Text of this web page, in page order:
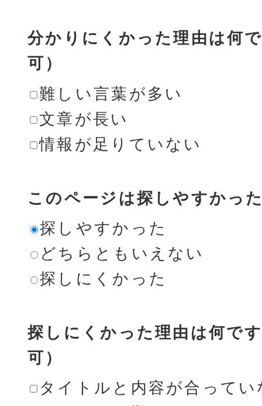
分かりにくかった理由は何
可）
難しい言葉が多い
文章が長い
情報が足りていない
このページは探しやすかっ
探しやすかった
どちらともいえない
探しにくかった
探しにくかった理由は何で
可）
タイトルと内容が合ってい